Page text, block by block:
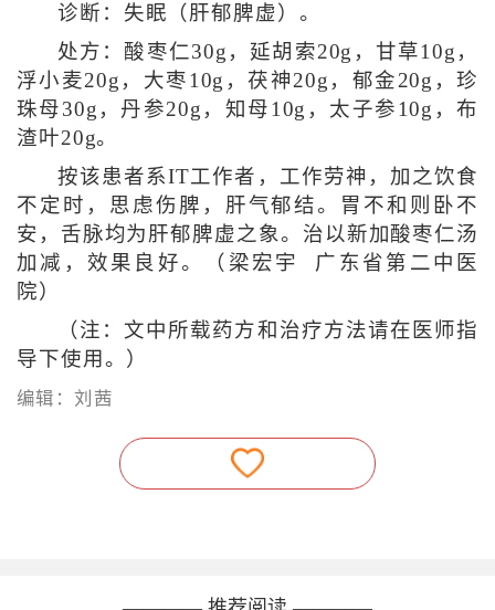
诊断：失眠（肝郁脾虚）。
处方：酸枣仁30g，延胡索20g，甘草10g，
浮小麦20g，大枣10g，茯神20g，郁金20g，珍
珠母30g，丹参20g，知母10g，太子参10g，布
渣叶20g。
按该患者系IT工作者，工作劳神，加之饮食
不定时，思虑伤脾，肝气郁结。胃不和则卧不
安，舌脉均为肝郁脾虚之象。治以新加酸枣仁汤
加减，效果良好。（梁宏宇 广东省第二中医
院）
（注：文中所载药方和治疗方法请在医师指
导下使用。）
编辑：刘茜